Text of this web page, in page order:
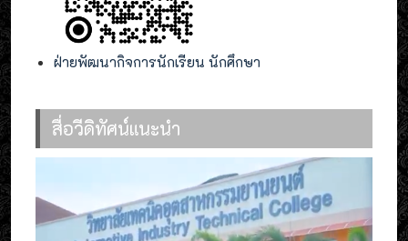
ฝ่ายพัฒนากิจการนักเรียน นักศึกษา
สื่อวีดิทัศน์แนะนำ